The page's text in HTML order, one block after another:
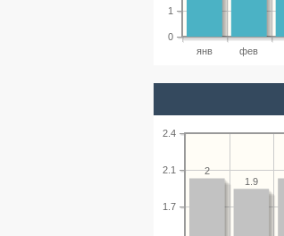
янв фев
0
1
1.7
2.1
2.4
1.9
2